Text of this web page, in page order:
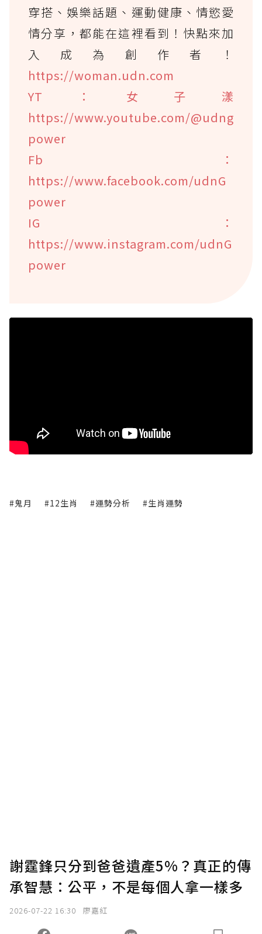
穿搭、娛樂話題、運動健康、情慾愛
情分享，都能在這裡看到！快點來加
入成為創作者！
https://woman.udn.com
YT：女子漾
https://www.youtube.com/@udng
power
Fb：
https://www.facebook.com/udnG
power
IG：
https://www.instagram.com/udnG
power
#鬼月 #12生肖 #運勢分析 #生肖運勢
謝霆鋒只分到爸爸遺產5%？真正的傳
承智慧：公平，不是每個人拿一樣多
2026-07-22 16:30 廖嘉紅